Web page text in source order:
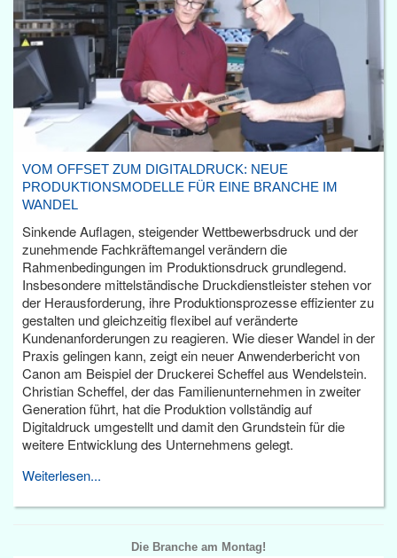
VOM OFFSET ZUM DIGITALDRUCK: NEUE
PRODUKTIONSMODELLE FÜR EINE BRANCHE IM
WANDEL
Sinkende Auflagen, steigender Wettbewerbsdruck und der
zunehmende Fachkräftemangel verändern die
Rahmenbedingungen im Produktionsdruck grundlegend.
Insbesondere mittelständische Druckdienstleister stehen vor
der Herausforderung, ihre Produktionsprozesse effizienter zu
gestalten und gleichzeitig flexibel auf veränderte
Kundenanforderungen zu reagieren. Wie dieser Wandel in der
Praxis gelingen kann, zeigt ein neuer Anwenderbericht von
Canon am Beispiel der Druckerei Scheffel aus Wendelstein.
Christian Scheffel, der das Familienunternehmen in zweiter
Generation führt, hat die Produktion vollständig auf
Digitaldruck umgestellt und damit den Grundstein für die
weitere Entwicklung des Unternehmens gelegt.
Weiterlesen...
Die Branche am Montag!